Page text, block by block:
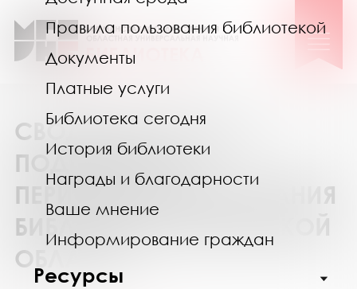
Правила пользования библиотекой
Документы
Платные услуги
Библиотека сегодня
История библиотеки
Награды и благодарности
Ваше мнение
Информирование граждан
Ресурсы
СВОДНЫЙ КАТАЛОГ
ПОДПИСКИ НА
ПЕРИОДИЧЕСКИЕ ИЗДАНИЯ
БИБЛИОТЕК МУРМАНСКОЙ
ОБЛАСТИ